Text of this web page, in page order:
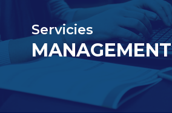
Servicies
MANAGEMENT